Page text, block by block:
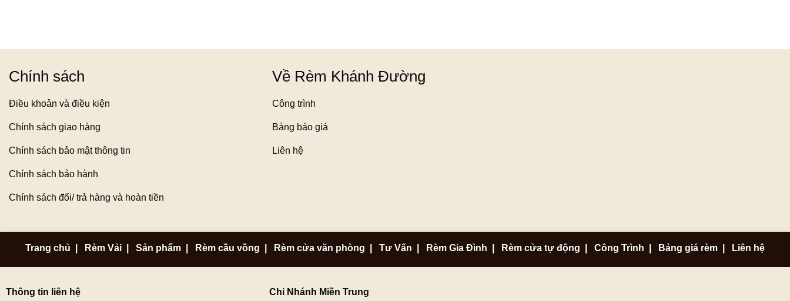
Chính sách
Điều khoản và điều kiện
Chính sách giao hàng
Chính sách bảo mật thông tin
Chính sách bảo hành
Chính sách đổi/ trả hàng và hoàn tiền
Về Rèm Khánh Đường
Công trình
Bảng báo giá
Liên hệ
Trang chủ Rèm Vải Sản phẩm Rèm cầu vồng Rèm cửa văn phòng Tư Vấn Rèm Gia Đình Rèm cửa tự động Công Trình Bảng giá rèm Liên hệ
Thông tin liên hệ Chi Nhánh Miền Trung